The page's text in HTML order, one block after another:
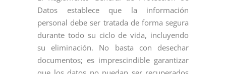
Datos establece que la información
personal debe ser tratada de forma segura
durante todo su ciclo de vida, incluyendo
su eliminación. No basta con desechar
documentos; es imprescindible garantizar